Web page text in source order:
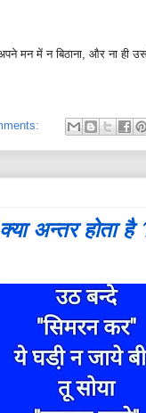
मन में न बिठाना, और ना ही
अन्तर होता है